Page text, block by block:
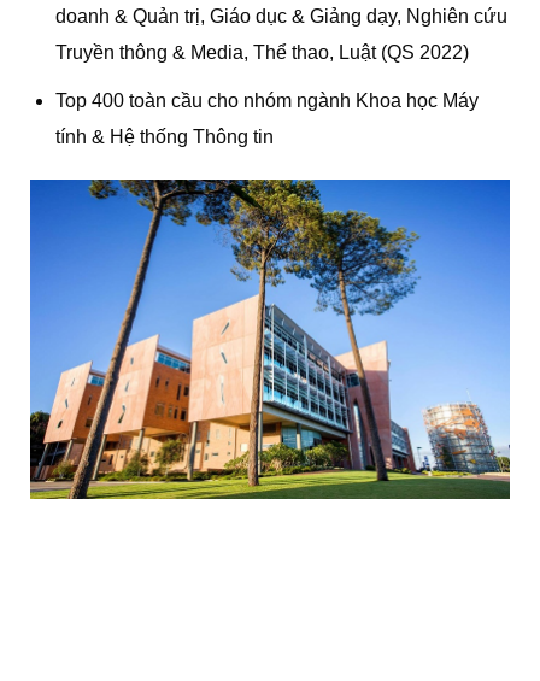
doanh & Quản trị, Giáo dục & Giảng dạy, Nghiên cứu
Truyền thông & Media, Thể thao, Luật (QS 2022)
Top 400 toàn cầu cho nhóm ngành Khoa học Máy
tính & Hệ thống Thông tin